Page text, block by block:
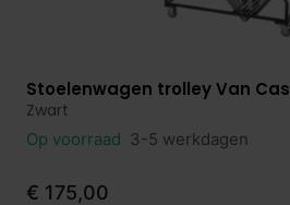
Bekijk product
Stoelenwagen trolley Van Cas
Zwart
Op voorraad 3-5 werkdagen
€ 175,00